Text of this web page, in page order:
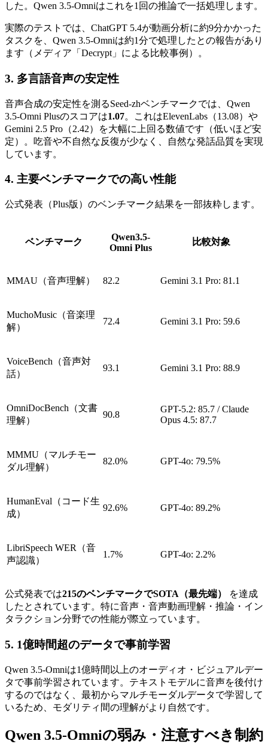
した。Qwen 3.5-Omniはこれを1回の推論で一括処理します。
実際のテストでは、ChatGPT 5.4が動画分析に約9分かかった
タスクを、Qwen 3.5-Omniは約1分で処理したとの報告があり
ます（メディア「Decrypt」による比較事例）。
3. 多言語音声の安定性
音声合成の安定性を測るSeed-zhベンチマークでは、Qwen
3.5-Omni Plusのスコアは1.07。これはElevenLabs（13.08）や
Gemini 2.5 Pro（2.42）を大幅に上回る数値です（低いほど安
定）。吃音や不自然な反復が少なく、自然な発話品質を実現
しています。
4. 主要ベンチマークでの高い性能
公式発表（Plus版）のベンチマーク結果を一部抜粋します。
ベンチマーク
Qwen3.5-
Omni Plus
比較対象
MMAU（音声理解） 82.2 Gemini 3.1 Pro: 81.1
MuchoMusic（音楽理
解）
72.4 Gemini 3.1 Pro: 59.6
VoiceBench（音声対
話）
93.1 Gemini 3.1 Pro: 88.9
OmniDocBench（文書
理解）
90.8
GPT-5.2: 85.7 / Claude
Opus 4.5: 87.7
MMMU（マルチモー
ダル理解）
82.0% GPT-4o: 79.5%
HumanEval（コード生
成）
92.6% GPT-4o: 89.2%
LibriSpeech WER（音
声認識）
1.7% GPT-4o: 2.2%
公式発表では215のベンチマークでSOTA（最先端）
を達成
したとされています。特に音声・音声動画理解・推論・イン
タラクション分野での性能が際立っています。
5. 1億時間超のデータで事前学習
Qwen 3.5-Omniは1億時間以上のオーディオ・ビジュアルデー
タで事前学習されています。テキストモデルに音声を後付け
するのではなく、最初からマルチモーダルデータで学習して
いるため、モダリティ間の理解がより自然です。
Qwen 3.5-Omniの弱み・注意すべき制約